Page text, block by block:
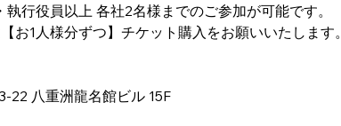
行役員以上 各社2名様までのご参加が可能です。
お1人様分ずつ】チケット購入をお願いいたします。
22 八重洲龍名館ビル 15F